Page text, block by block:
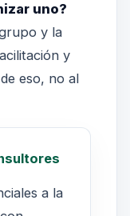
uno?
y la
y
eso, no al
a la